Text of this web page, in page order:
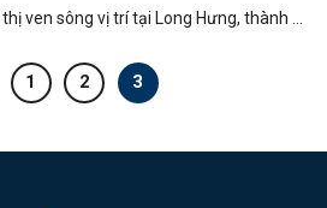
ven sông vị trí tại Long Hưng, thành ...
1 2 3